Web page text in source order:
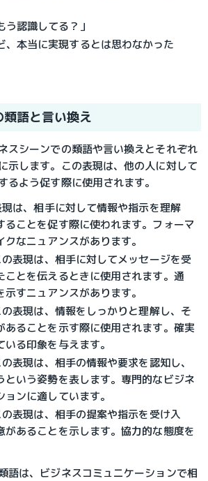
う認識してる？」
、本当に実現するとは思わなかった
類語と言い換え
スシーンでの類語や言い換えとそれぞれ
示します。この表現は、他の人に対して
るよう促す際に使用されます。
は、相手に対して情報や指示を理解
ることを促す際に使われます。フォーマ
なニュアンスがあります。
表現は、相手に対してメッセージを受
ことを伝えるときに使用されます。通
すニュアンスがあります。
表現は、情報をしっかりと理解し、そ
あることを示す際に使用されます。確実
る印象を与えます。
表現は、相手の情報や要求を認知し、
という姿勢を表します。専門的なビジネ
ンに適しています。
表現は、相手の提案や指示を受け入
があることを示します。協力的な態度を
語は、ビジネスコミュニケーションで相